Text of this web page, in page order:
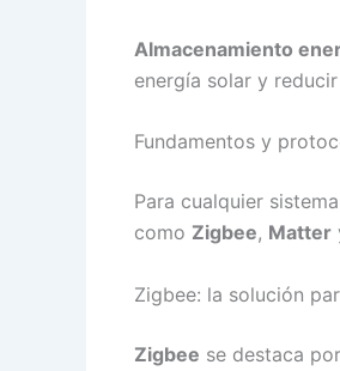
Almacenamiento
energía solar y
Fundamentos y
Para cualquier
como Zigbee, Matter
Zigbee: la solución
Zigbee se destaca